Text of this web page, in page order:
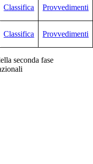
Classifica Provvedimenti
Classifica Provvedimenti
seconda fase